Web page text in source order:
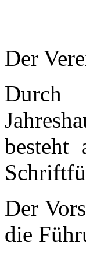
Der
Durch
besteht
Der
die